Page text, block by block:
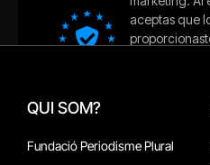
QUI SOM?
Fundació Periodisme Plural